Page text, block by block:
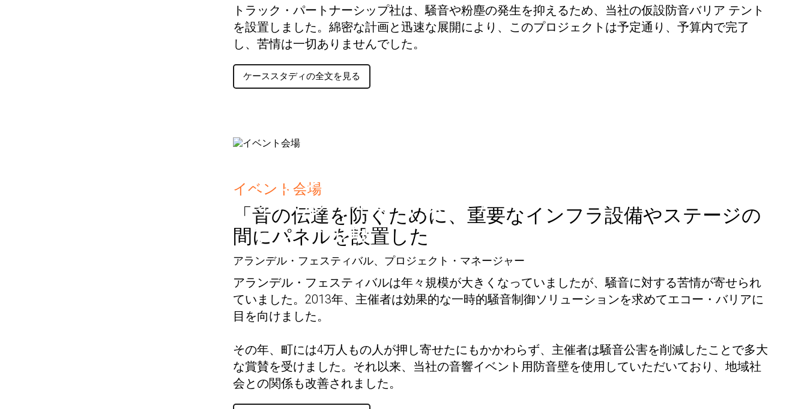
トラック・パートナーシップ社は、騒音や粉塵の発生を抑えるため、当社の仮設防音バリア テント
を設置しました。綿密な計画と迅速な展開により、このプロジェクトは予定通り、予算内で完了
し、苦情は一切ありませんでした。
ケーススタディの全文を見る
アランデル・フェステ
ィバル（イギリス、ア
ランデル城
イベント会場
「音の伝達を防ぐために、重要なインフラ設備やステージの
間にパネルを設置した
アランデル・フェスティバル、プロジェクト・マネージャー
アランデル・フェスティバルは年々規模が大きくなっていましたが、騒音に対する苦情が寄せられ
ていました。2013年、主催者は効果的な一時的騒音制御ソリューションを求めてエコー・バリアに
目を向けました。
その年、町には4万人もの人が押し寄せたにもかかわらず、主催者は騒音公害を削減したことで多大
な賞賛を受けました。それ以来、当社の音響イベント用防音壁を使用していただいており、地域社
会との関係も改善されました。